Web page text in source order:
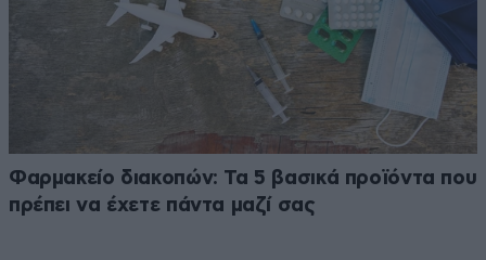
Φαρμακείο διακοπών: Τα 5 βασικά προϊόντα που
πρέπει να έχετε πάντα μαζί σας